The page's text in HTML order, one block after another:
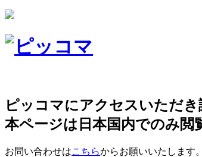
ピッコマにアクセスいただ
本ページは日本国内でのみ閲
お問い合わせはこちらからお願いいたします。